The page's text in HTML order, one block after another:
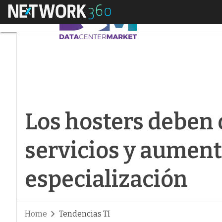
Menú
Los hosters
servicios y
especialización
Home Tendencias TI